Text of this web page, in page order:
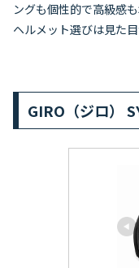
ングも個性的で高級感
ヘルメット選びは見た
GIRO（ジロ）